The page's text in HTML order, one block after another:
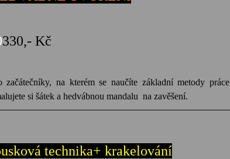
330,- Kč
na kterém se naučíte základní metody práce
si šátek a hedvábnou mandalu na zavěšení.
technika+ krakelování